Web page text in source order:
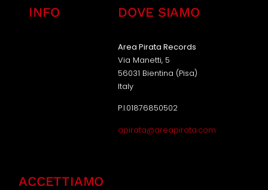
INFO DOVE SIAMO
Area Pirata Records
Via Manetti, 5
56031 Bientina (Pisa)
Italy
P.I.01876850502
apirata@areapirata.com
ACCETTIAMO